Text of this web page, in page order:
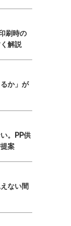
刷時の
解説
か」が
。PP供
案
ない間